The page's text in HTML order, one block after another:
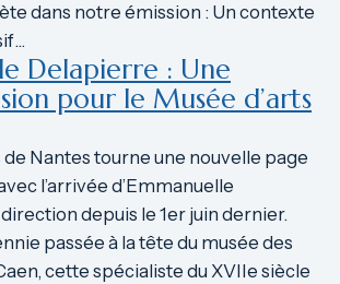
dans notre émission : Un contexte
Delapierre : Une
pour le Musée d’arts
de Nantes tourne une nouvelle page
l’arrivée d’Emmanuelle
depuis le 1er juin dernier.
passée à la tête du musée des
cette spécialiste du XVIIe siècle